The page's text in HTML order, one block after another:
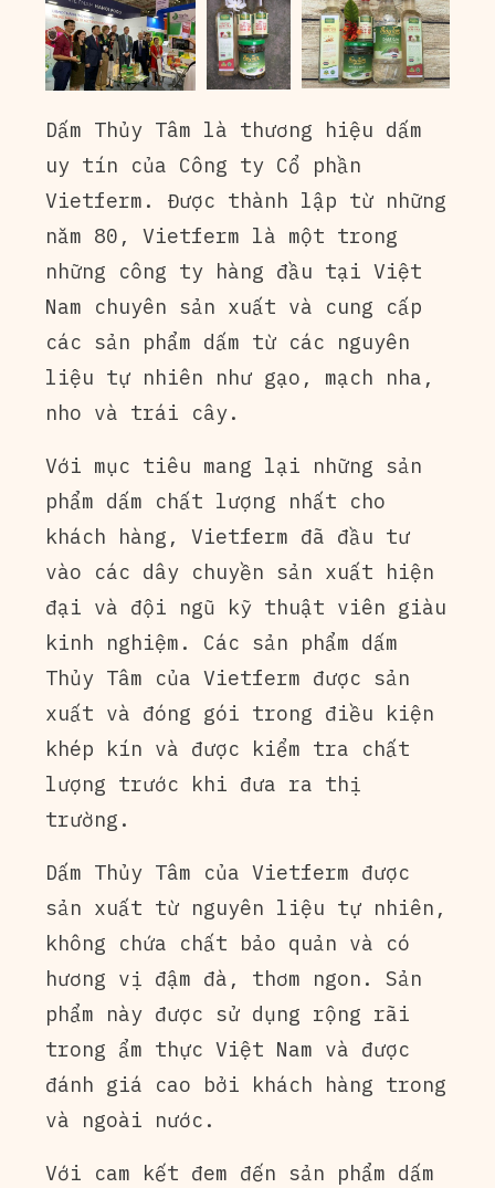
Dấm Thủy Tâm là thương hiệu dấm
uy tín của Công ty Cổ phần
Vietferm. Được thành lập từ những
năm 80, Vietferm là một trong
những công ty hàng đầu tại Việt
Nam chuyên sản xuất và cung cấp
các sản phẩm dấm từ các nguyên
liệu tự nhiên như gạo, mạch nha,
nho và trái cây.
Với mục tiêu mang lại những sản
phẩm dấm chất lượng nhất cho
khách hàng, Vietferm đã đầu tư
vào các dây chuyền sản xuất hiện
đại và đội ngũ kỹ thuật viên giàu
kinh nghiệm. Các sản phẩm dấm
Thủy Tâm của Vietferm được sản
xuất và đóng gói trong điều kiện
khép kín và được kiểm tra chất
lượng trước khi đưa ra thị
trường.
Dấm Thủy Tâm của Vietferm được
sản xuất từ nguyên liệu tự nhiên,
không chứa chất bảo quản và có
hương vị đậm đà, thơm ngon. Sản
phẩm này được sử dụng rộng rãi
trong ẩm thực Việt Nam và được
đánh giá cao bởi khách hàng trong
và ngoài nước.
Với cam kết đem đến sản phẩm dấm